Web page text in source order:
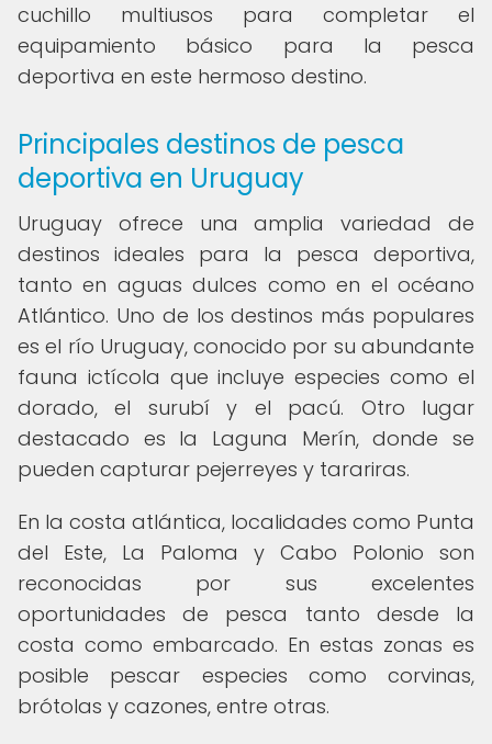
cuchillo multiusos para completar el
equipamiento básico para la pesca
deportiva en este hermoso destino.
Principales destinos de pesca
deportiva en Uruguay
Uruguay ofrece una amplia variedad de
destinos ideales para la pesca deportiva,
tanto en aguas dulces como en el océano
Atlántico. Uno de los destinos más populares
es el río Uruguay, conocido por su abundante
fauna ictícola que incluye especies como el
dorado, el surubí y el pacú. Otro lugar
destacado es la Laguna Merín, donde se
pueden capturar pejerreyes y tarariras.
En la costa atlántica, localidades como Punta
del Este, La Paloma y Cabo Polonio son
reconocidas por sus excelentes
oportunidades de pesca tanto desde la
costa como embarcado. En estas zonas es
posible pescar especies como corvinas,
brótolas y cazones, entre otras.